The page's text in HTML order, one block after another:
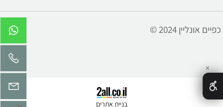
© 2024 כפיים אונליין
בניית אתרים
✕